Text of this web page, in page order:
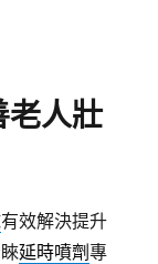
老人壯
有效解決提升
延時噴劑專